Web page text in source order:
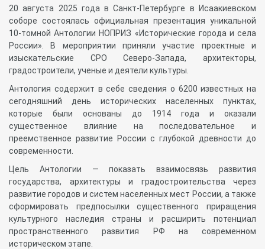
20 августа 2025 года в Санкт-Петербурге в Исаакиевском
соборе состоялась официальная презентация уникальной
10-томной Антологии НОПРИЗ «Исторические города и села
России». В мероприятии приняли участие проектные и
изыскательские СРО Северо-Запада, архитекторы,
градостроители, ученые и деятели культуры.
Антология содержит в себе сведения о 6200 известных на
сегодняшний день исторических населенных пунктах,
которые были основаны до 1914 года и оказали
существенное влияние на последовательное и
преемственное развитие России с глубокой древности до
современности.
Цель Антологии — показать взаимосвязь развития
государства, архитектуры и градостроительства через
развитие городов и систем населенных мест России, а также
сформировать предпосылки существенного приращения
культурного наследия страны и расширить потенциал
пространственного развития РФ на современном
историческом этапе.